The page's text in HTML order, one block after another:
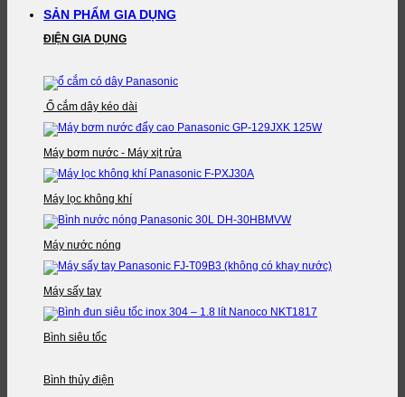
SẢN PHẨM GIA DỤNG
ĐIỆN GIA DỤNG
Ổ cắm dây kéo dài
Máy bơm nước - Máy xịt rửa
Máy lọc không khí
Máy nước nóng
Máy sấy tay
Bình siêu tốc
Bình thủy điện